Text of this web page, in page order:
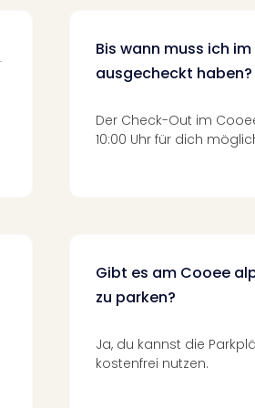
Bis wann muss ich
ausgecheckt haben?
Der Check-Out im
10:00 Uhr für dich
Gibt es am Cooee
zu parken?
Ja, du kannst die
kostenfrei nutzen.